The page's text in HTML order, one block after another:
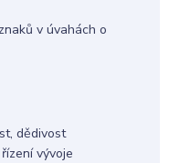
v úvahách o
dědivost
vývoje